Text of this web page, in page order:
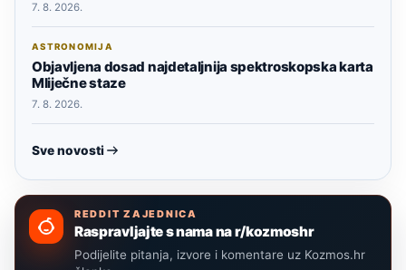
7. 8. 2026.
ASTRONOMIJA
Objavljena dosad najdetaljnija spektroskopska karta
Mliječne staze
7. 8. 2026.
Sve novosti
REDDIT ZAJEDNICA
Raspravljajte s nama na r/kozmoshr
Podijelite pitanja, izvore i komentare uz Kozmos.hr